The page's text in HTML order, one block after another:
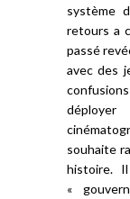
système
retours a
passé
avec des
souhaite
histoire.
«